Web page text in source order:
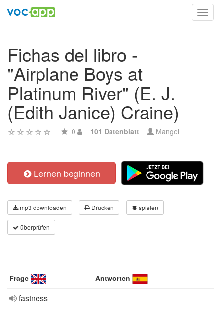
Fichas del libro -
"Airplane Boys at
Platinum River" (E. J.
(Edith Janice) Craine)
0 101 Datenblatt Mangel
Lernen beginnen
mp3 downloaden Drucken spielen
überprüfen
Frage Antworten
fastness